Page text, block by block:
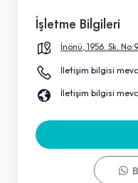
İşletme Bilgileri
İnönü, 1956. Sk.
İletişim bilgisi
İletişim bilgisi